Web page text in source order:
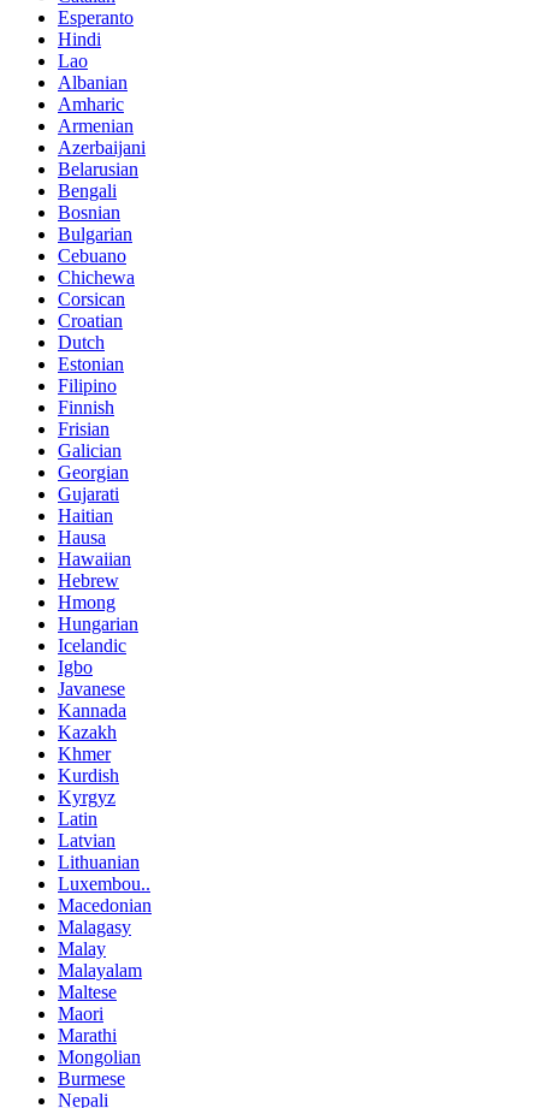
Esperanto
Hindi
Lao
Albanian
Amharic
Armenian
Azerbaijani
Belarusian
Bengali
Bosnian
Bulgarian
Cebuano
Chichewa
Corsican
Croatian
Dutch
Estonian
Filipino
Finnish
Frisian
Galician
Georgian
Gujarati
Haitian
Hausa
Hawaiian
Hebrew
Hmong
Hungarian
Icelandic
Igbo
Javanese
Kannada
Kazakh
Khmer
Kurdish
Kyrgyz
Latin
Latvian
Lithuanian
Luxembou..
Macedonian
Malagasy
Malay
Malayalam
Maltese
Maori
Marathi
Mongolian
Burmese
Nepali